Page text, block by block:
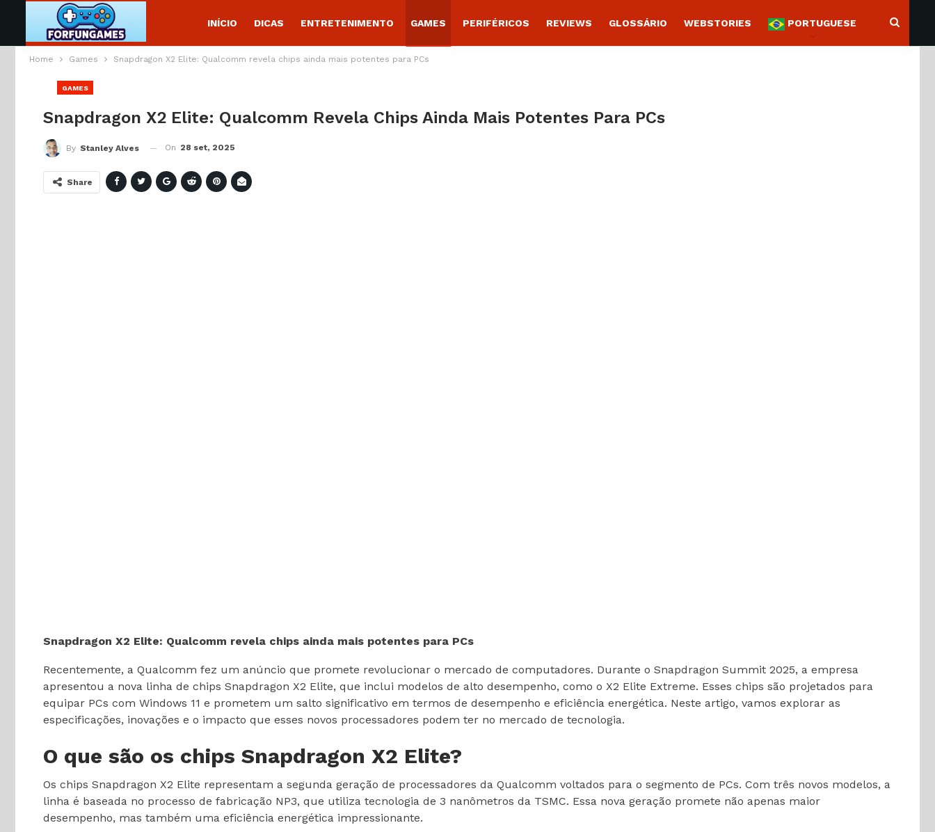
INÍCIO DICAS ENTRETENIMENTO GAMES PERIFÉRICOS REVIEWS GLOSSÁRIO WEBSTORIES PORTUGUESE
Home Games Snapdragon X2 Elite: Qualcomm revela chips ainda mais potentes para PCs
GAMES
Snapdragon X2 Elite: Qualcomm Revela Chips Ainda Mais Potentes Para PCs
By Stanley Alves On 28 set, 2025
Share
Snapdragon X2 Elite: Qualcomm revela chips ainda mais potentes para PCs
Recentemente, a Qualcomm fez um anúncio que promete revolucionar o mercado de computadores. Durante o Snapdragon Summit 2025, a empresa
apresentou a nova linha de chips Snapdragon X2 Elite, que inclui modelos de alto desempenho, como o X2 Elite Extreme. Esses chips são projetados para
equipar PCs com Windows 11 e prometem um salto significativo em termos de desempenho e eficiência energética. Neste artigo, vamos explorar as
especificações, inovações e o impacto que esses novos processadores podem ter no mercado de tecnologia.
O que são os chips Snapdragon X2 Elite?
Os chips Snapdragon X2 Elite representam a segunda geração de processadores da Qualcomm voltados para o segmento de PCs. Com três novos modelos, a
linha é baseada no processo de fabricação NP3, que utiliza tecnologia de 3 nanômetros da TSMC. Essa nova geração promete não apenas maior
desempenho, mas também uma eficiência energética impressionante.